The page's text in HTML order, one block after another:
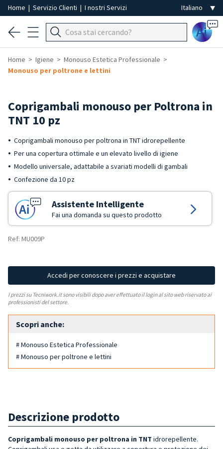
Home | Servizio Clienti | I nostri Servizi
Ai
Home Igiene
Monouso Estetica Professionale
Monouso per poltrone e lettini
Coprigambali monouso per Poltrona in
TNT 10 pz
Coprigambali monouso per poltrona in TNT idrorepellente
Per una copertura ottimale e un elevato livello di igiene
Modello universale, adattabile a svariati modelli di gambali
Confezione da 10 pz
Assistente Intelligente
Fai una domanda su questo prodotto
Ref: MU009P
Accedi per conoscere i prezzi e acquistare
I prezzi su Tecniwork.it sono visibili dopo aver effettuato il login al sito web riservato ai
professionisti del settore.
Scopri anche:
# Monouso Estetica Professionale
# Monouso per poltrone e lettini
Descrizione prodotto
Coprigambali monouso per poltrona in TNT idrorepellente.